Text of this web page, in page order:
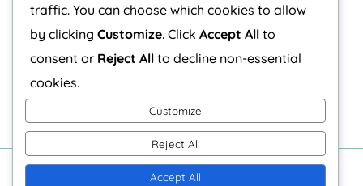
traffic. You can choose which cookies to allow
by clicking Customize. Click Accept All to
consent or Reject All to decline non-essential
cookies.
Customize
Reject All
Accept All